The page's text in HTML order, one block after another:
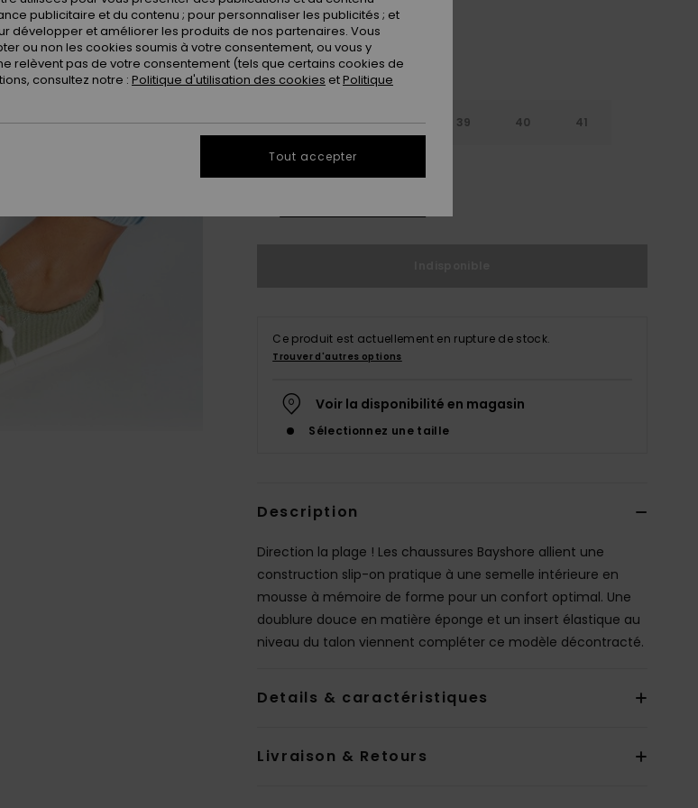
36 37 38 39 40 41
Ce produit est actuellement en rupture de stock.
Trouver d'autres options
Voir la disponibilité en magasin
Sélectionnez une taille
Description
Direction la plage ! Les chaussures Bayshore allient une
construction slip-on pratique à une semelle intérieure en
mousse à mémoire de forme pour un confort optimal. Une
doublure douce en matière éponge et un insert élastique au
niveau du talon viennent compléter ce modèle décontracté.
Details & caractéristiques
Livraison & Retours
publicitaire et du contenu ; pour personnaliser les publicités ; et
développer et améliorer les produits de nos partenaires. Vous
ou non les cookies soumis à votre consentement, ou vous y
relèvent pas de votre consentement (tels que certains cookies de
consultez notre : Politique d'utilisation des cookies etPolitique
Tout accepter